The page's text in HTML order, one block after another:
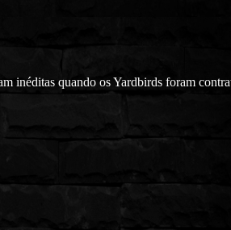
inéditas quando os Yardbirds foram